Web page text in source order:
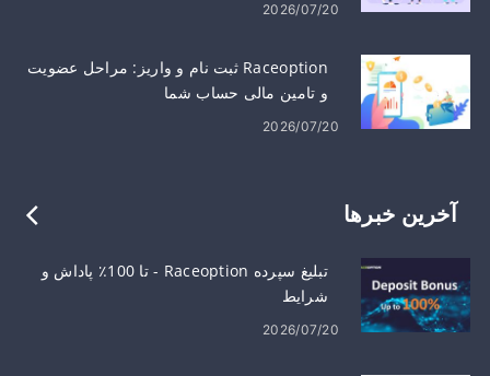
2026/07/20
Raceoption ثبت نام و واریز: مراحل عضویت
و تامین مالی حساب شما
2026/07/20
آخرین خبرها
تبلیغ سپرده Raceoption - تا 100٪ پاداش و
شرایط
2026/07/20